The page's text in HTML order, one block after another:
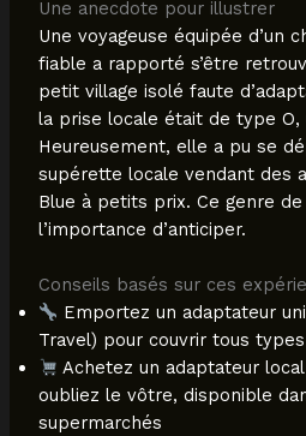
Une anecdote pour illustrer
Une voyageuse équipée d’un
fiable a rapporté s’être
petit village isolé faute
la prise locale était de type O,
Heureusement, elle a pu se
supérette locale vendant des
Blue à petits prix. Ce genre
l’importance d’anticiper.
Conseils basés sur ces
Emportez un adaptateur
Travel) pour couvrir tous
Achetez un adaptateur
oubliez le vôtre, disponible
supermarchés